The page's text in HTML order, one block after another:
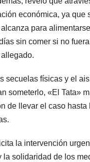
económica, ya que
para
sin comer si no fuera
secuelas físicas y el
someterlo, «El Tata»
de llevar el caso hasta
la intervención
la solidaridad de los